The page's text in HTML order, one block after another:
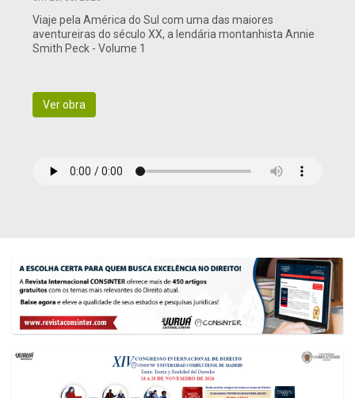
Viaje pela América do Sul com uma das maiores
aventureiras do século XX, a lendária montanhista Annie
Smith Peck - Volume 1
Ver obra